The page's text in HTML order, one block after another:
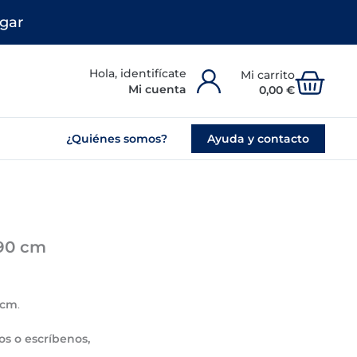
Mi cuenta 0,00 €
¿Quiénes somos? Ayuda y contacto
cm
.
o escríbenos,